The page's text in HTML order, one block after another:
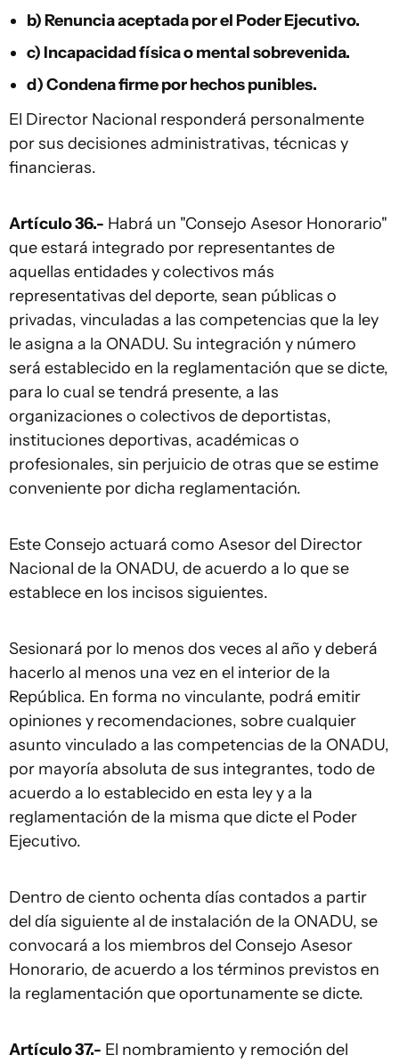
b) Renuncia aceptada por el Poder Ejecutivo.
c) Incapacidad física o mental sobrevenida.
d) Condena firme por hechos punibles.
El Director Nacional responderá personalmente
por sus decisiones administrativas, técnicas y
financieras.
Artículo 36.- Habrá un "Consejo Asesor Honorario"
que estará integrado por representantes de
aquellas entidades y colectivos más
representativas del deporte, sean públicas o
privadas, vinculadas a las competencias que la ley
le asigna a la ONADU. Su integración y número
será establecido en la reglamentación que se dicte,
para lo cual se tendrá presente, a las
organizaciones o colectivos de deportistas,
instituciones deportivas, académicas o
profesionales, sin perjuicio de otras que se estime
conveniente por dicha reglamentación.
Este Consejo actuará como Asesor del Director
Nacional de la ONADU, de acuerdo a lo que se
establece en los incisos siguientes.
Sesionará por lo menos dos veces al año y deberá
hacerlo al menos una vez en el interior de la
República. En forma no vinculante, podrá emitir
opiniones y recomendaciones, sobre cualquier
asunto vinculado a las competencias de la ONADU,
por mayoría absoluta de sus integrantes, todo de
acuerdo a lo establecido en esta ley y a la
reglamentación de la misma que dicte el Poder
Ejecutivo.
Dentro de ciento ochenta días contados a partir
del día siguiente al de instalación de la ONADU, se
convocará a los miembros del Consejo Asesor
Honorario, de acuerdo a los términos previstos en
la reglamentación que oportunamente se dicte.
Artículo 37.- El nombramiento y remoción del